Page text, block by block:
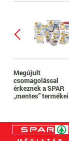
Megújult
csomagolással
érkeznek a SPAR
„mentes” termékei